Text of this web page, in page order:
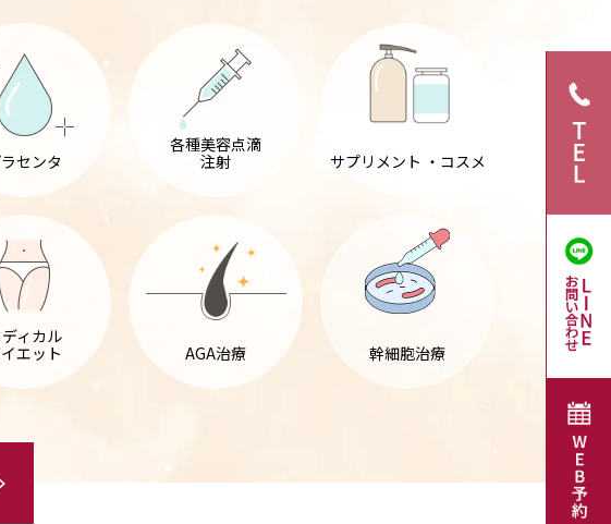
センタ
各種美容点滴
注射
サプリメント ・コスメ
ィカル
エット
AGA治療 幹細胞治療